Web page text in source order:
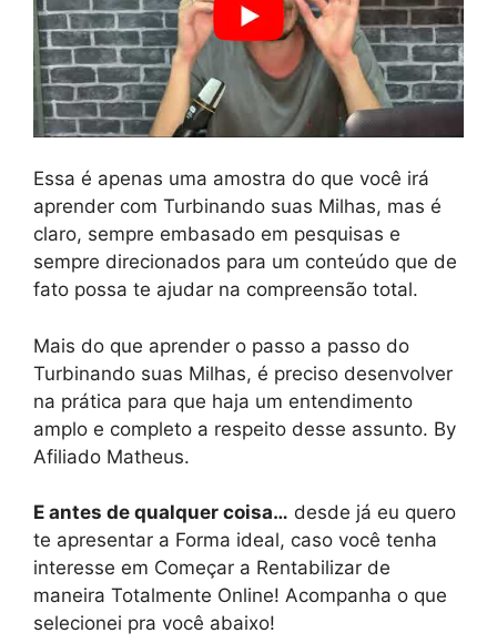
Essa é apenas uma amostra do que você irá
aprender com Turbinando suas Milhas, mas é
claro, sempre embasado em pesquisas e
sempre direcionados para um conteúdo que de
fato possa te ajudar na compreensão total.
Mais do que aprender o passo a passo do
Turbinando suas Milhas, é preciso desenvolver
na prática para que haja um entendimento
amplo e completo a respeito desse assunto. By
Afiliado Matheus.
E antes de qualquer coisa… desde já eu quero
te apresentar a Forma ideal, caso você tenha
interesse em Começar a Rentabilizar de
maneira Totalmente Online! Acompanha o que
selecionei pra você abaixo!